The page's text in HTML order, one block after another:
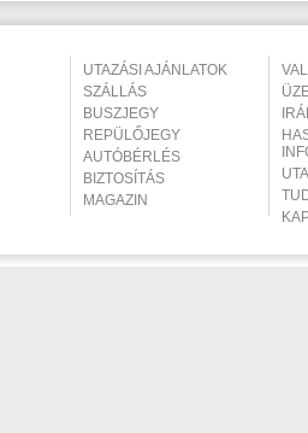
UTAZÁSI AJÁNLATOK
SZÁLLÁS
BUSZJEGY
REPÜLŐJEGY
AUTÓBÉRLÉS
BIZTOSÍTÁS
MAGAZIN